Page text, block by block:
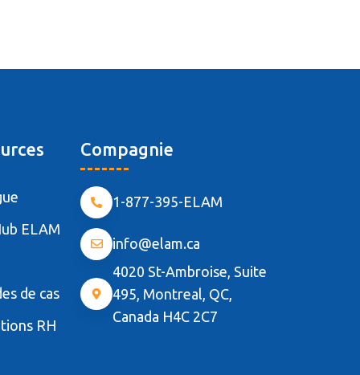
ELAM
de cas
RH
Compagnie
1-877-395-ELAM
info@elam.ca
4020 St-Ambroise, Suite
495, Montreal, QC,
Canada H4C 2C7